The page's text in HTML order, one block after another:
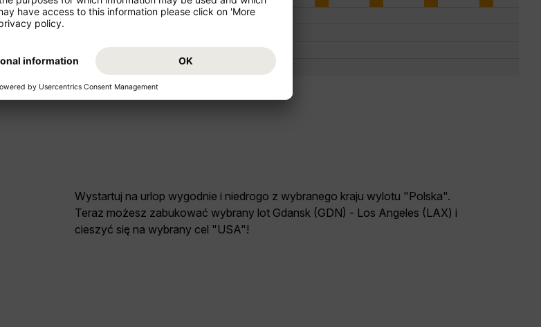
Wystartuj na urlop wygodnie i niedrogo z wybranego kraju wylotu "Polska".
Teraz możesz zabukować wybrany lot Gdansk (GDN) - Los Angeles (LAX) i
cieszyć się na wybrany cel "USA"!